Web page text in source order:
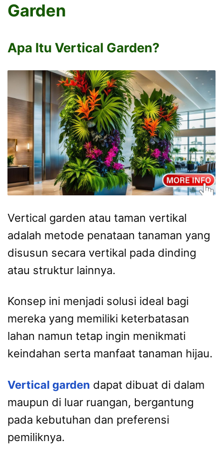
Garden
Apa Itu Vertical Garden?
Vertical garden atau taman vertikal
adalah metode penataan tanaman yang
disusun secara vertikal pada dinding
atau struktur lainnya.
Konsep ini menjadi solusi ideal bagi
mereka yang memiliki keterbatasan
lahan namun tetap ingin menikmati
keindahan serta manfaat tanaman hijau.
Vertical garden dapat dibuat di dalam
maupun di luar ruangan, bergantung
pada kebutuhan dan preferensi
pemiliknya.